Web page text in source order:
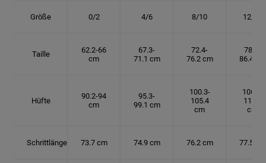
Größe 0/2 4/6 8/10 12/14
Taille
62.2-66
cm
67.3-
71.1 cm
72.4-
76.2 cm
78.7-
86.4 cm
Hüfte
90.2-94
cm
95.3-
99.1 cm
100.3-
105.4
cm
106.7-
114.3
cm
Schrittlänge 73.7 cm 74.9 cm 76.2 cm 77.5 cm